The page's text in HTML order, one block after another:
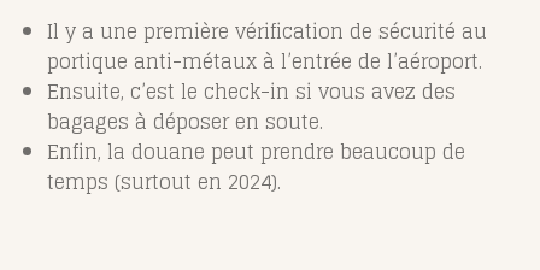
Il y a une première vérification de sécurité au
portique anti-métaux à l’entrée de l’aéroport.
Ensuite, c’est le check-in si vous avez des
bagages à déposer en soute.
Enfin, la douane peut prendre beaucoup de
temps (surtout en 2024).